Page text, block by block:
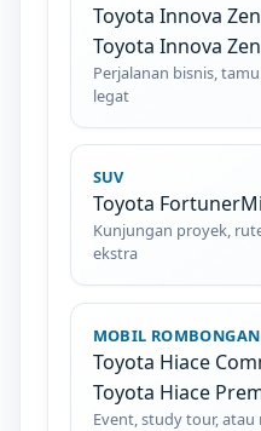
Toyota Innova
Toyota Innova
Perjalanan bisnis,
legat
SUV
Toyota Fortuner
Kunjungan proyek,
ekstra
MOBIL ROMBONGAN
Toyota Hiace
Toyota Hiace
Event, study tour,